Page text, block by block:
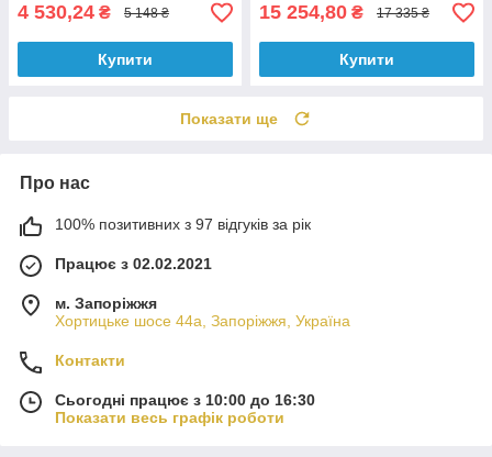
4 530,24 ₴ 5 148 ₴
Купити
15 254,80 ₴ 17 335 ₴
Купити
Показати ще
Про нас
100% позитивних з 97 відгуків за рік
Працює з 02.02.2021
м. Запоріжжя
Хортицьке шосе 44а, Запоріжжя, Україна
Контакти
Сьогодні працює з 10:00 до 16:30
Показати весь графік роботи